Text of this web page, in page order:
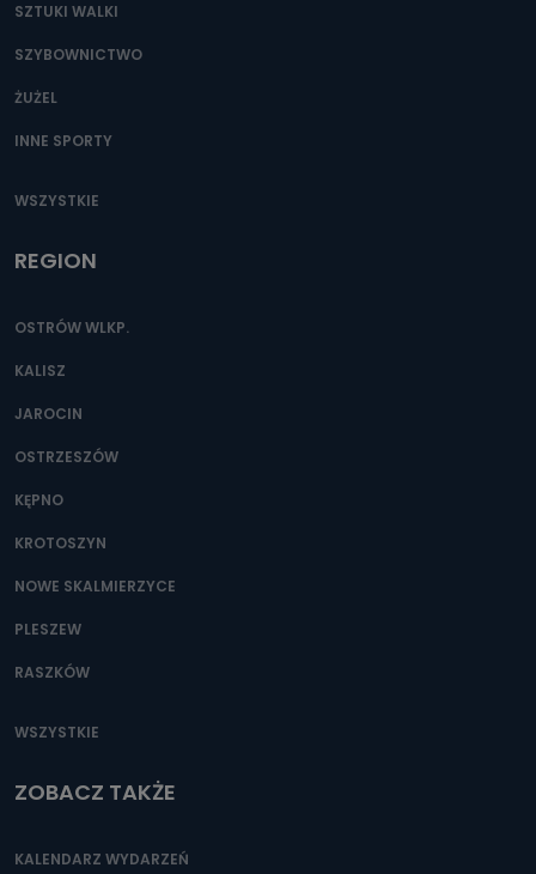
SZTUKI WALKI
SZYBOWNICTWO
ŻUŻEL
INNE SPORTY
WSZYSTKIE
REGION
OSTRÓW WLKP.
KALISZ
JAROCIN
OSTRZESZÓW
KĘPNO
KROTOSZYN
NOWE SKALMIERZYCE
PLESZEW
RASZKÓW
WSZYSTKIE
ZOBACZ TAKŻE
KALENDARZ WYDARZEŃ